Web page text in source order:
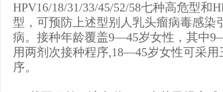
HPV16/18/31/33/45/52/58七种高危型和
型，可预防上述型别人乳头瘤病毒感染
病。接种年龄覆盖9—45岁女性，其中
用两剂次接种程序,18—45岁女性可采用
序。